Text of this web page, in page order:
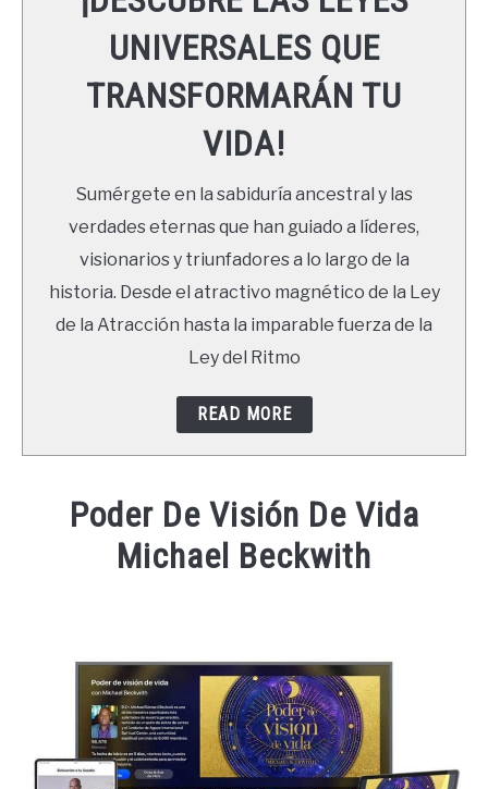
LEYES UNIVERSALES
RECURSOS
NEWSLETTER
UNIVERSALES QUE
TRANSFORMARÁN TU
VIDA!
Sumérgete en la sabiduría ancestral y las
verdades eternas que han guiado a líderes,
visionarios y triunfadores a lo largo de la
historia. Desde el atractivo magnético de la Ley
de la Atracción hasta la imparable fuerza de la
Ley del Ritmo
READ MORE
Poder De Visión De Vida
Michael Beckwith
Espiritualidad